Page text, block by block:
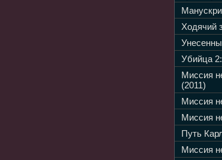
Ходячий
Убийца
Миссия
(2011)
Миссия
Миссия
Путь
Миссия